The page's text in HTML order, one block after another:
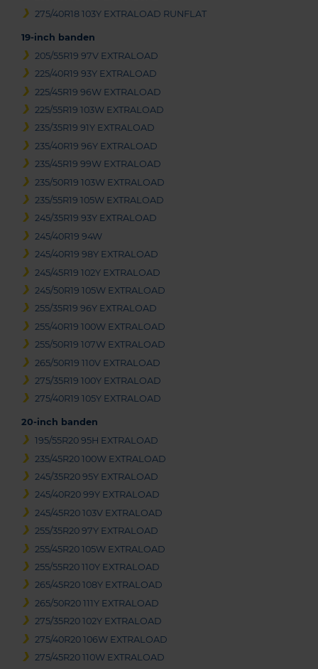
275/40R18 103Y EXTRALOAD RUNFLAT
19-inch banden
205/55R19 97V EXTRALOAD
225/40R19 93Y EXTRALOAD
225/45R19 96W EXTRALOAD
225/55R19 103W EXTRALOAD
235/35R19 91Y EXTRALOAD
235/40R19 96Y EXTRALOAD
235/45R19 99W EXTRALOAD
235/50R19 103W EXTRALOAD
235/55R19 105W EXTRALOAD
245/35R19 93Y EXTRALOAD
245/40R19 94W
245/40R19 98Y EXTRALOAD
245/45R19 102Y EXTRALOAD
245/50R19 105W EXTRALOAD
255/35R19 96Y EXTRALOAD
255/40R19 100W EXTRALOAD
255/50R19 107W EXTRALOAD
265/50R19 110V EXTRALOAD
275/35R19 100Y EXTRALOAD
275/40R19 105Y EXTRALOAD
20-inch banden
195/55R20 95H EXTRALOAD
235/45R20 100W EXTRALOAD
245/35R20 95Y EXTRALOAD
245/40R20 99Y EXTRALOAD
245/45R20 103V EXTRALOAD
255/35R20 97Y EXTRALOAD
255/45R20 105W EXTRALOAD
255/55R20 110Y EXTRALOAD
265/45R20 108Y EXTRALOAD
265/50R20 111Y EXTRALOAD
275/35R20 102Y EXTRALOAD
275/40R20 106W EXTRALOAD
275/45R20 110W EXTRALOAD